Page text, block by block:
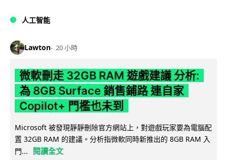
人工智能
Lawton 20 小時
微軟刪走 32GB RAM 遊戲建議 分析:
為 8GB Surface 銷售鋪路 連自家
Copilot+ 門檻也未到
Microsoft 被發現靜靜刪除官方網站上，對遊戲玩家要為電腦配
置 32GB RAM 的建議。分析指微軟同時新推出的 8GB RAM 入
門...
閱讀全文